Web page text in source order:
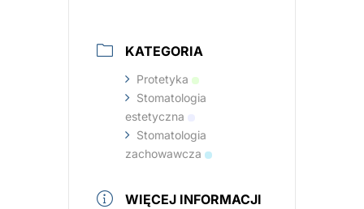
KATEGORIA
Protetyka
Stomatologia
estetyczna
Stomatologia
zachowawcza
WIĘCEJ INFORMACJI